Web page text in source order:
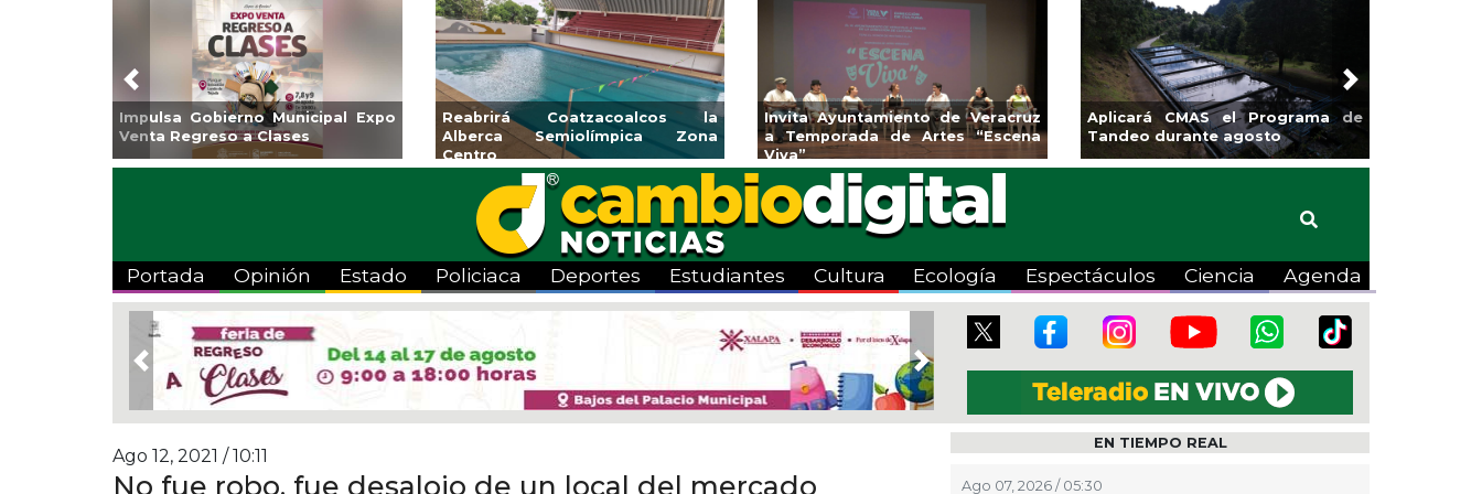
Guarniciones y banquetas para la
colonia El Mango en Pánuco
Emprendedores de Xalapa
exponen en Mercadito
Bicentenario
Coatzacoalcos impulsa la
halterofilia con la Copa Coyote
2026
Continúa Coatza Vive el Verano
2026 con cine, actividades
lúdicas y expo
Previous Next
Portada Opinión Estado Policiaca Deportes Estudiantes Cultura Ecología Espectáculos Ciencia Agenda
Previous Next
Ago 12, 2021 / 10:11
No fue robo, fue desalojo de un local del mercado
EN TIEMPO REAL
Ago 07, 2026 / 05:30